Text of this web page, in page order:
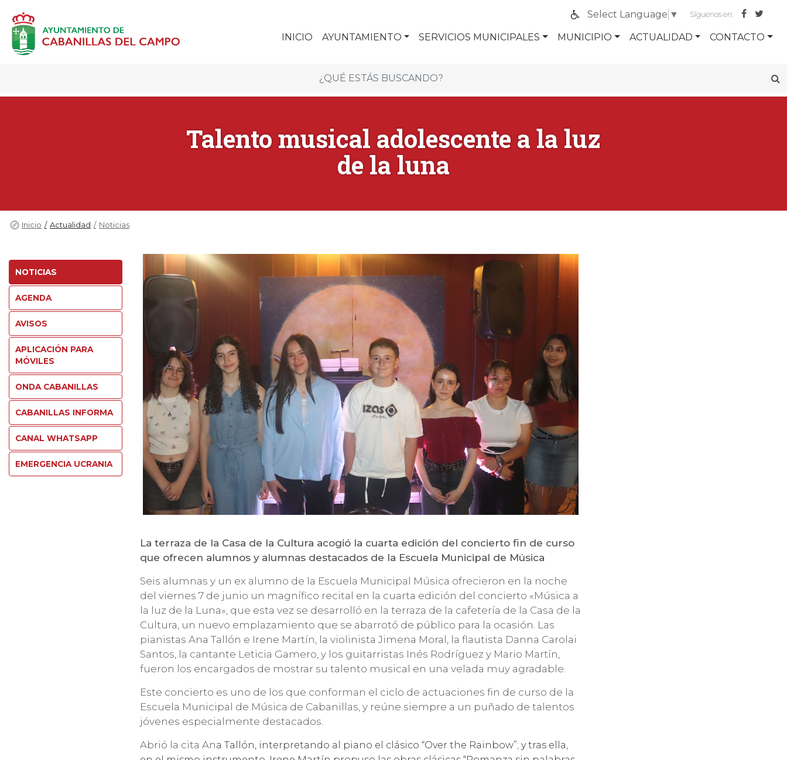
Select Language ▼ Síguenos en:
INICIO AYUNTAMIENTO SERVICIOS MUNICIPALES MUNICIPIO ACTUALIDAD CONTACTO
Talento musical adolescente a la luz
de la luna
Inicio Actualidad Noticias
NOTICIAS
AGENDA
AVISOS
APLICACIÓN PARA
MÓVILES
ONDA CABANILLAS
CABANILLAS INFORMA
CANAL WHATSAPP
EMERGENCIA UCRANIA
La terraza de la Casa de la Cultura acogió la cuarta edición del concierto fin de curso
que ofrecen alumnos y alumnas destacados de la Escuela Municipal de Música
Seis alumnas y un ex alumno de la Escuela Municipal Música ofrecieron en la noche
del viernes 7 de junio un magnífico recital en la cuarta edición del concierto «Música a
la luz de la Luna», que esta vez se desarrolló en la terraza de la cafetería de la Casa de la
Cultura, un nuevo emplazamiento que se abarrotó de público para la ocasión. Las
pianistas Ana Tallón e Irene Martín, la violinista Jimena Moral, la flautista Danna Carolai
Santos, la cantante Leticia Gamero, y los guitarristas Inés Rodríguez y Mario Martín,
fueron los encargados de mostrar su talento musical en una velada muy agradable.
Este concierto es uno de los que conforman el ciclo de actuaciones fin de curso de la
Escuela Municipal de Música de Cabanillas, y reúne siempre a un puñado de talentos
jóvenes especialmente destacados.
Abrió la cita Ana Tallón, interpretando al piano el clásico “Over the Rainbow”; y tras ella,